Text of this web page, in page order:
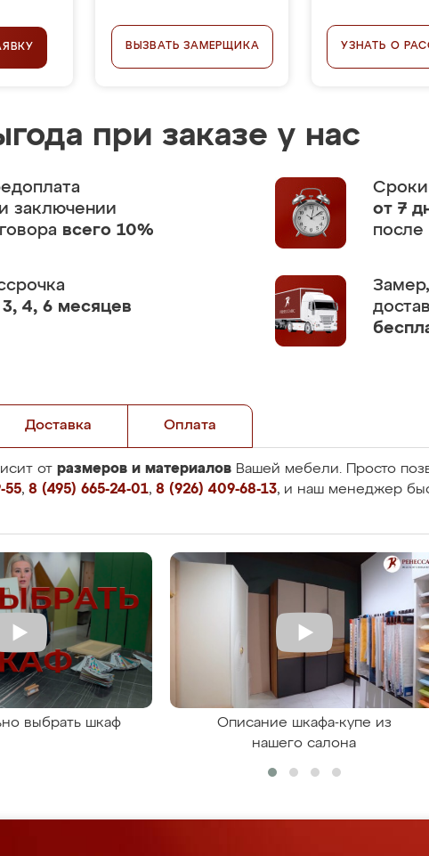
ВЫЗВАТЬ ЗАМЕРЩИКА УЗНАТЬ О
при заказе у нас
заключении
всего 10%
Сроки
от 7
после
3, 4, 6 месяцев
Замер,
Доставка Оплата
от размеров и материалов Вашей мебели. Просто
55, 8 (495) 665-24-01, 8 (926) 409-68-13, и наш менеджер
выбрать шкаф
Описание шкафа-купе из
нашего салона